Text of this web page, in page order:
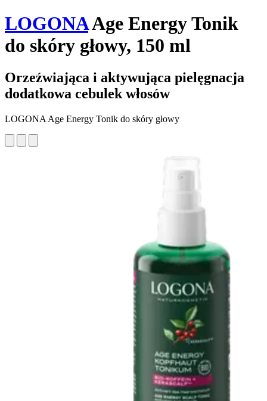
LOGONAAge Energy Tonik
do skóry głowy, 150 ml
Orzeźwiająca i aktywująca pielęgnacja
dodatkowa cebulek włosów
LOGONA Age Energy Tonik do skóry głowy